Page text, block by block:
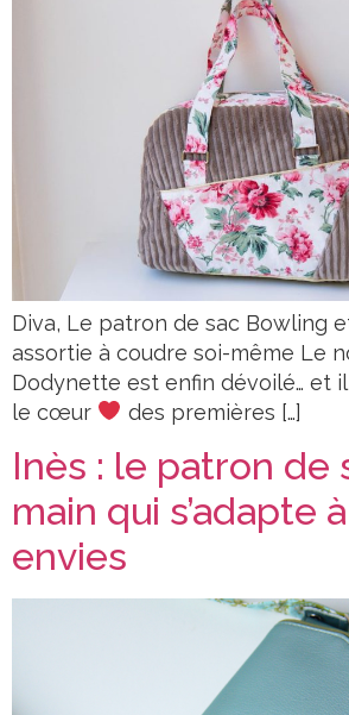
Diva, Le patron de sac Bowling
assortie à coudre soi-même Le
Dodynette est enfin dévoilé… et
le cœur
des premières […]
Inès : le patron de
main qui s’adapte
envies